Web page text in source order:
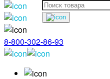
8-800-302-86-93